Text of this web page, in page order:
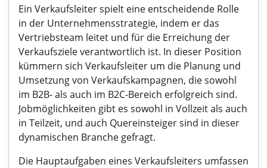
Ein Verkaufsleiter spielt eine entscheidende Rolle
in der Unternehmensstrategie, indem er das
Vertriebsteam leitet und für die Erreichung der
Verkaufsziele verantwortlich ist. In dieser Position
kümmern sich Verkaufsleiter um die Planung und
Umsetzung von Verkaufskampagnen, die sowohl
im B2B- als auch im B2C-Bereich erfolgreich sind.
Jobmöglichkeiten gibt es sowohl in Vollzeit als auch
in Teilzeit, und auch Quereinsteiger sind in dieser
dynamischen Branche gefragt.
Die Hauptaufgaben eines Verkaufsleiters umfassen